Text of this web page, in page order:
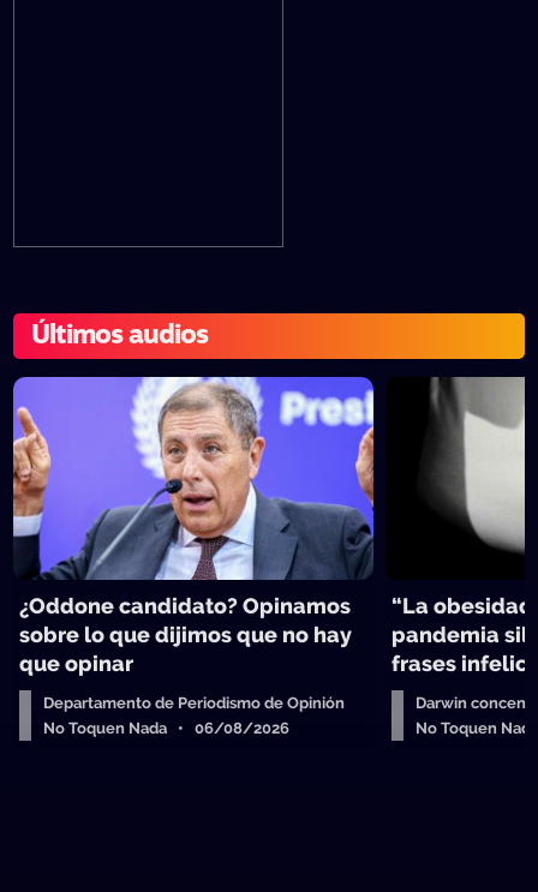
Últimos audios
¿Oddone candidato? Opinamos
sobre lo que dijimos que no hay
que opinar
Departamento de Periodismo de Opinión
No Toquen Nada • 06/08/2026
“La
pandemia
frases
Darwin
No Toquen